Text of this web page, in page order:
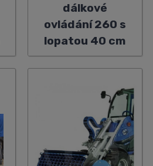
dálkové
ovládání 260 s
lopatou 40 cm